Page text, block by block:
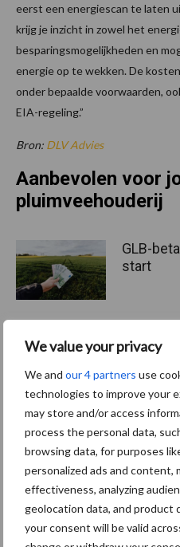
We value your privacy
We and our 4 partners use
technologies to improve your
may store and/or access
process the personal data,
browsing data, for purposes
personalized ads and content,
effectiveness, analyzing
geolocation data, and product
your consent will be valid
eerst een energiescan te laten
krijg je inzicht in zowel het
besparingsmogelijkheden en
energie op te wekken. De
onder bepaalde voorwaarden,
EIA-regeling.”
Bron: DLV Advies
Aanbevolen voor
pluimveehouderij
GLB-
start
Subsidie
GLB-
oktober